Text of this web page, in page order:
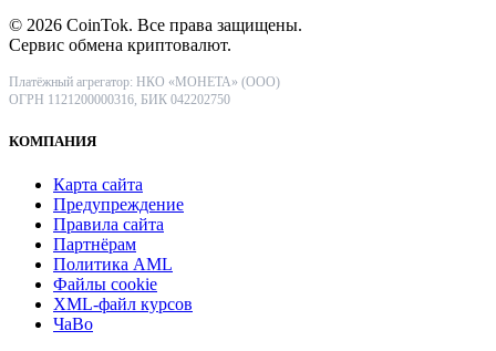
© 2026 CoinTok. Все права защищены.
Сервис обмена криптовалют.
Платёжный агрегатор: НКО «МОНЕТА» (ООО)
ОГРН 1121200000316, БИК 042202750
КОМПАНИЯ
Карта сайта
Предупреждение
Правила сайта
Партнёрам
Политика AML
Файлы coоkie
XML-файл курсов
ЧаВо